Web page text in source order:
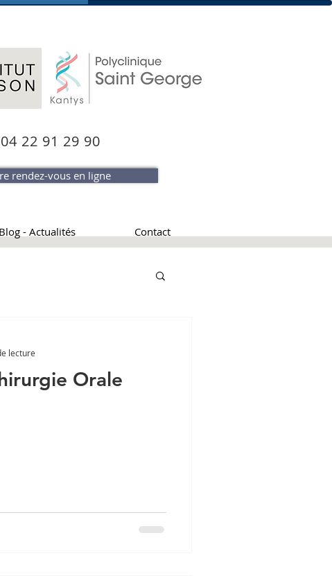
22 91 29 90
rendez-vous en ligne
Blog - Actualités Contact
Orale
lecture